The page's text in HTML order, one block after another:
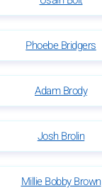
Phoebe Bridgers
Adam Brody
Josh Brolin
Millie Bobby Brown